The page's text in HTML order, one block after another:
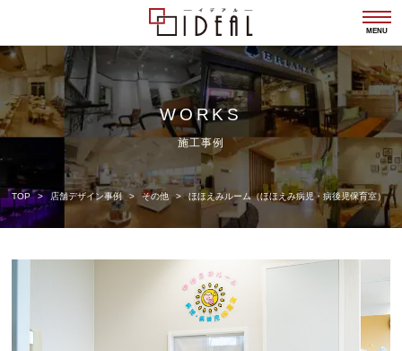
MENU
WORKS
施工事例
TOP 店舗デザイン事例 その他 ほほえみルーム（ほほえみ病児・病後児保育室）